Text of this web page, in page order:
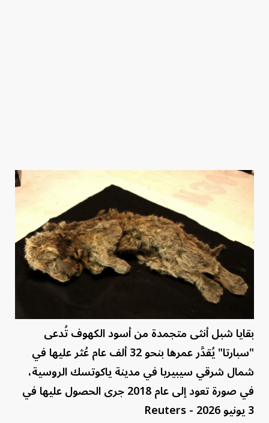
بقايا شبل أنثى متجمدة من أسود الكهوف تُدعى
"سبارتا" يُقدَّر عمرها بنحو 32 ألف عام عُثر عليها في
شمال شرقي سيبيريا في مدينة ياكوتسك الروسية،
في صورة تعود إلى عام 2018 جرى الحصول عليها في
3 يونيو 2026 - Reuters